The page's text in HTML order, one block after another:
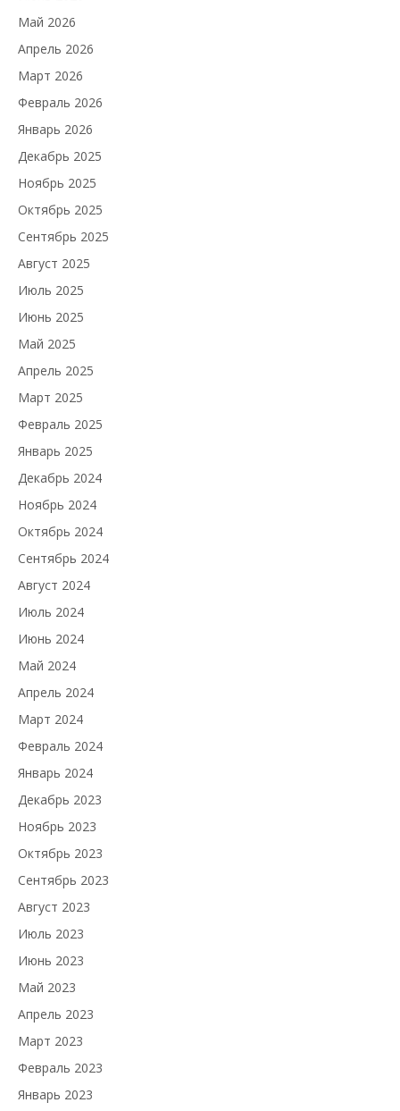
Май 2026
Апрель 2026
Март 2026
Февраль 2026
Январь 2026
Декабрь 2025
Ноябрь 2025
Октябрь 2025
Сентябрь 2025
Август 2025
Июль 2025
Июнь 2025
Май 2025
Апрель 2025
Март 2025
Февраль 2025
Январь 2025
Декабрь 2024
Ноябрь 2024
Октябрь 2024
Сентябрь 2024
Август 2024
Июль 2024
Июнь 2024
Май 2024
Апрель 2024
Март 2024
Февраль 2024
Январь 2024
Декабрь 2023
Ноябрь 2023
Октябрь 2023
Сентябрь 2023
Август 2023
Июль 2023
Июнь 2023
Май 2023
Апрель 2023
Март 2023
Февраль 2023
Январь 2023